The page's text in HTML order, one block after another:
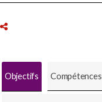
Objectifs Compétences